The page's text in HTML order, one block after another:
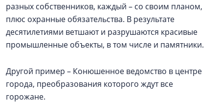
разных собственников, каждый – со своим планом,
плюс охранные обязательства. В результате
десятилетиями ветшают и разрушаются красивые
промышленные объекты, в том числе и памятники.
Другой пример – Конюшенное ведомство в центре
города, преобразования которого ждут все
горожане.